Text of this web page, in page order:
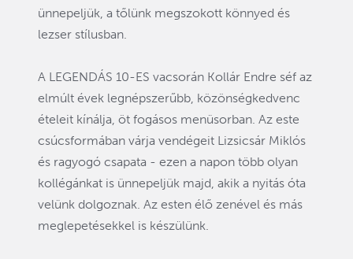
ünnepeljük, a tőlünk megszokott könnyed és
lezser stílusban.
A LEGENDÁS 10-ES vacsorán Kollár Endre séf az
elmúlt évek legnépszerűbb, közönségkedvenc
ételeit kínálja, öt fogásos menüsorban. Az este
csúcsformában várja vendégeit Lizsicsár Miklós
és ragyogó csapata - ezen a napon több olyan
kollégánkat is ünnepeljük majd, akik a nyitás óta
velünk dolgoznak. Az esten élő zenével és más
meglepetésekkel is készülünk.